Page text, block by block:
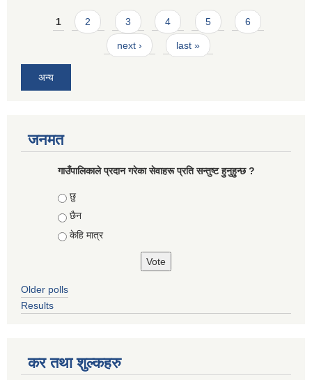
Pages
1 2 3 4 5 6
next › last »
अन्य
जनमत
गाउँपालिकाले प्रदान गरेका सेवाहरू प्रति सन्तुष्ट हुनुहुन्छ ?
Choices
छु
छैन
केहि मात्र
Older polls
Results
कर तथा शुल्कहरु